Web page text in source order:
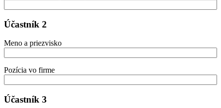
Účastník 2
Meno a priezvisko
Pozícia vo firme
Účastník 3